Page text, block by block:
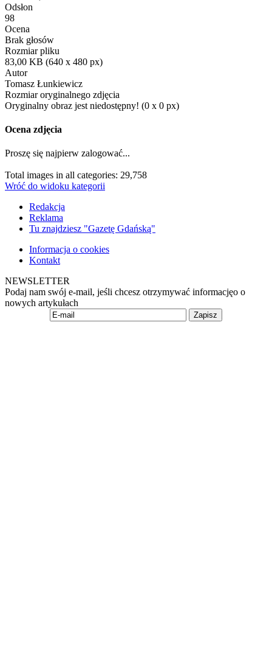
Odsłon
98
Ocena
Brak głosów
Rozmiar pliku
83,00 KB (640 x 480 px)
Autor
Tomasz Łunkiewicz
Rozmiar oryginalnego zdjęcia
Oryginalny obraz jest niedostępny! (0 x 0 px)
Ocena zdjęcia
Proszę się najpierw zalogować...
Total images in all categories: 29,758
Wróć do widoku kategorii
Redakcja
Reklama
Tu znajdziesz "Gazetę Gdańską"
Informacja o cookies
Kontakt
NEWSLETTER
Podaj nam swój e-mail, jeśli chcesz otrzymywać informacjęo o
nowych artykułach
Zapisz